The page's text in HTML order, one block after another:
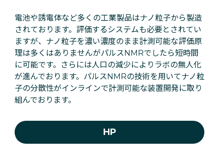
電池や誘電体など多くの工業製品はナノ粒子から製造
されております。評価するシステムも必要とされてい
ますが、ナノ粒子を濃い濃度のまま計測可能な評価原
理は多くはありませんがパルスNMRでしたら短時間
に可能です。さらには人口の減少によりラボの無人化
が進んでおります。パルスNMRの技術を用いてナノ粒
子の分散性がインラインで計測可能な装置開発に取り
組んでおります。
HP